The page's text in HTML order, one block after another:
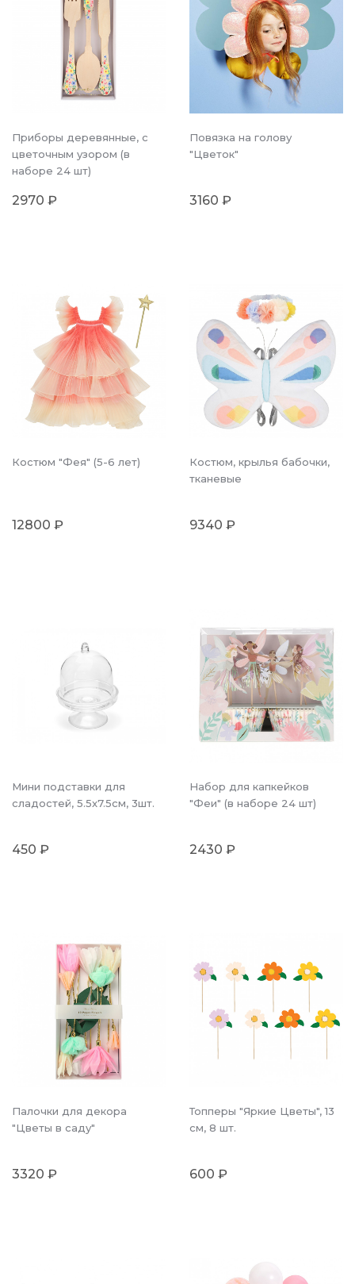
Приборы деревянные, с
цветочным узором (в
наборе 24 шт)
2970 ₽
Повязка на голову
"Цветок"
3160 ₽
Костюм "Фея" (5-6 лет)
12800 ₽
Костюм, крылья бабочки,
тканевые
9340 ₽
Мини подставки для
сладостей, 5.5x7.5см, 3шт.
450 ₽
Набор для капкейков
"Феи" (в наборе 24 шт)
2430 ₽
Палочки для декора
"Цветы в саду"
3320 ₽
Топперы "Яркие Цветы", 13
см, 8 шт.
600 ₽